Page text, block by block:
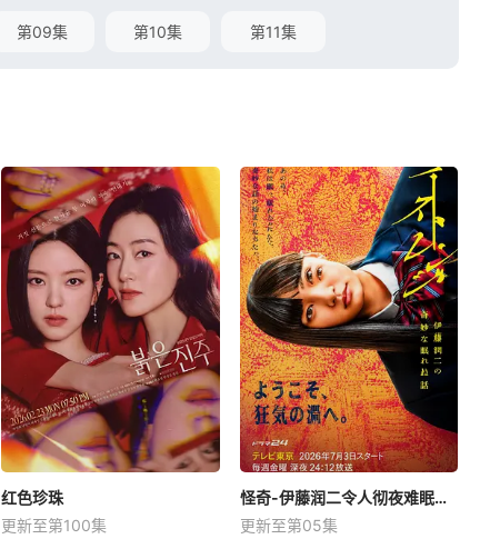
第09集 第10集 第11集
红色珍珠
更新至第100集
怪奇-伊藤润二令人彻夜难眠的奇异故事－
更新至第05集